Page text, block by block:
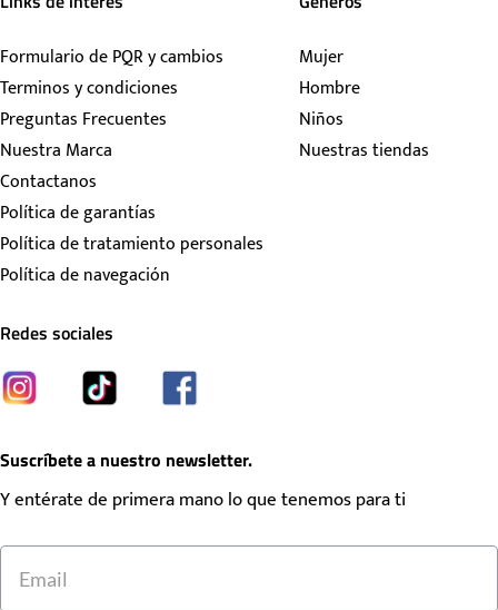
Formulario de PQR y cambios
Terminos y condiciones
Preguntas Frecuentes
Nuestra Marca
Contactanos
Política de garantías
Política de tratamiento personales
Política de navegación
Mujer
Hombre
Niños
Nuestras tiendas
Redes sociales
Suscríbete a nuestro newsletter.
Y entérate de primera mano lo que tenemos para ti